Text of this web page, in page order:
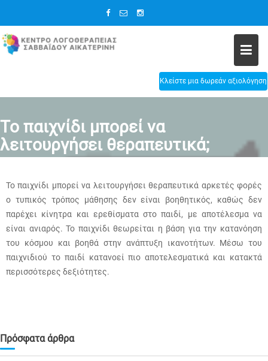
content
Κλείστε μια δωρεάν αξιολόγηση
Το παιχνίδι μπορεί να
λειτουργήσει θεραπευτικά;
Το παιχνίδι μπορεί να λειτουργήσει θεραπευτικά αρκετές φορές
ο τυπικός τρόπος μάθησης δεν είναι βοηθητικός, καθώς δεν
παρέχει κίνητρα και ερεθίσματα στο παιδί, με αποτέλεσμα να
είναι ανιαρός. Το παιχνίδι θεωρείται η βάση για την κατανόηση
του κόσμου και βοηθά στην ανάπτυξη ικανοτήτων. Μέσω του
παιχνιδιού το παιδί κατανοεί πιο αποτελεσματικά και κατακτά
περισσότερες δεξιότητες.
Πρόσφατα άρθρα